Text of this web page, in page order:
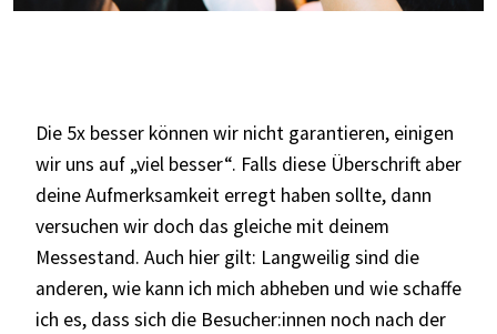
Die 5x besser können wir nicht garantieren, einigen
wir uns auf „viel besser“. Falls diese Überschrift aber
deine Aufmerksamkeit erregt haben sollte, dann
versuchen wir doch das gleiche mit deinem
Messestand. Auch hier gilt: Langweilig sind die
anderen, wie kann ich mich abheben und wie schaffe
ich es, dass sich die Besucher:innen noch nach der